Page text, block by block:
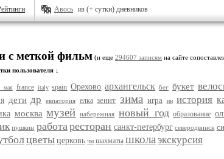
Авось из (+ сутки) дневников
с меткой фильм (и еще 294607 записям на сайте
пользователя ↓
мая france italy spain Орехово архангельск бег букет
дети др евпатория елка зенит зима игра ии история
москва музей набережная новый год образование
пушкин работаресторан санкт-петербург северодвинск
цветы церковь чм шахматы школа экскурсия